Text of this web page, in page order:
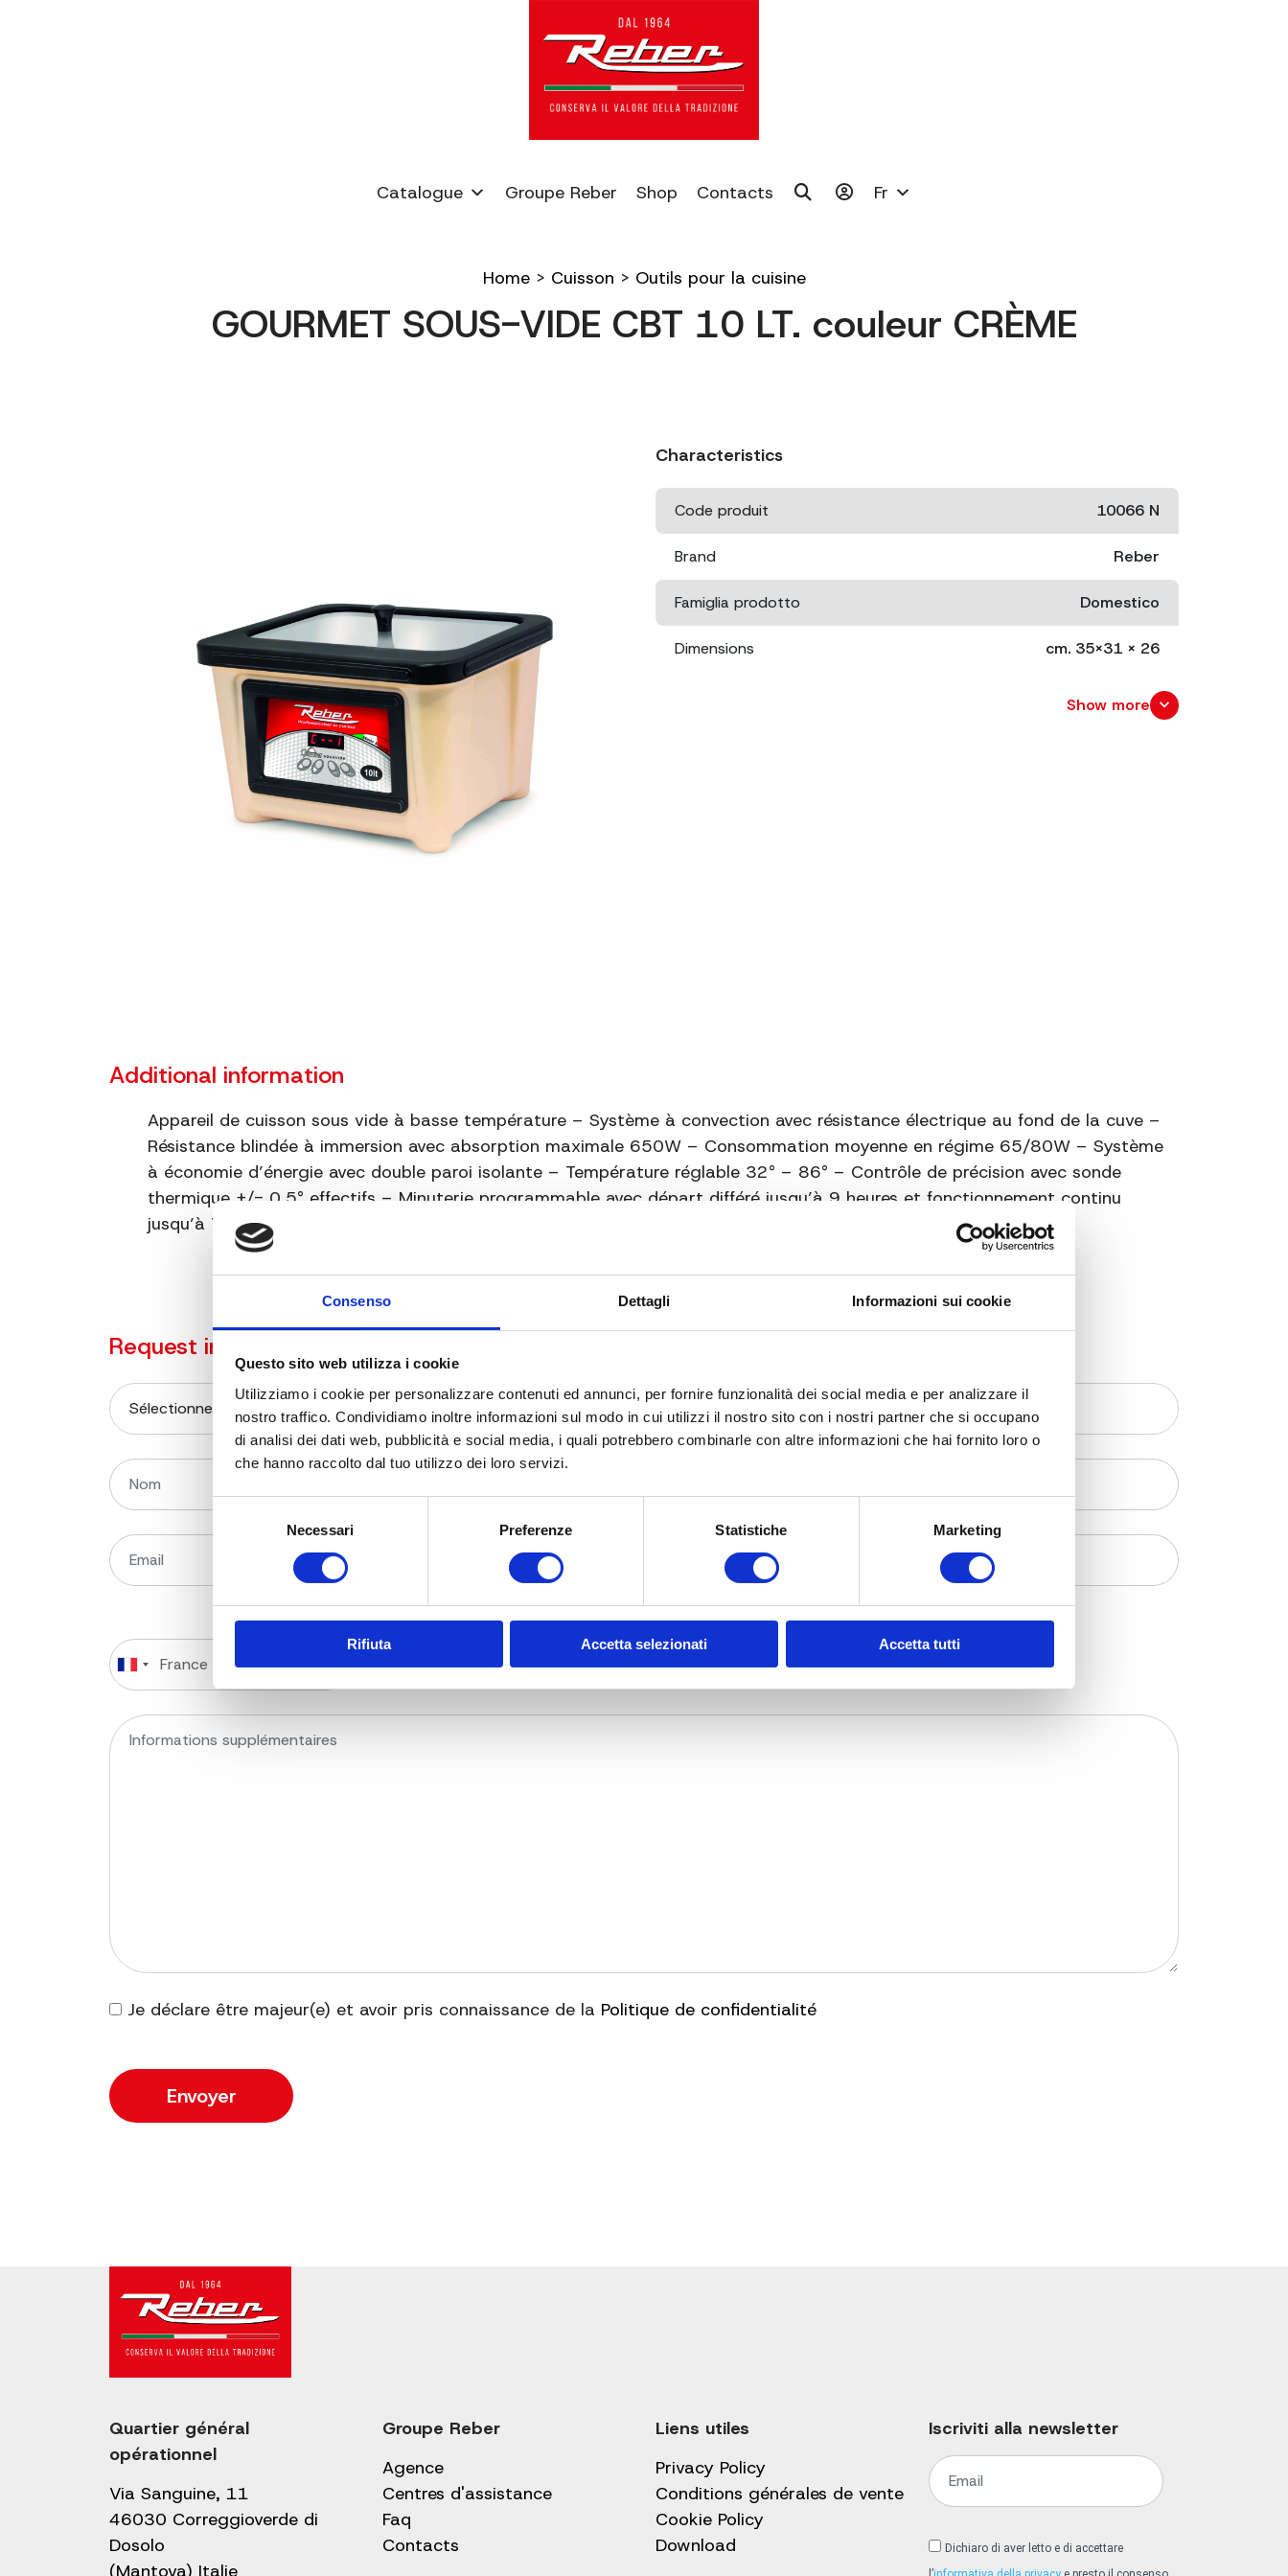
Consenso Dettagli Informazioni sui cookie
Questo sito web utilizza i cookie
Utilizziamo i cookie per personalizzare contenuti ed annunci, per fornire funzionalità dei social media e per analizzare il
nostro traffico. Condividiamo inoltre informazioni sul modo in cui utilizzi il nostro sito con i nostri partner che si occupano
di analisi dei dati web, pubblicità e social media, i quali potrebbero combinarle con altre informazioni che hai fornito loro o
che hanno raccolto dal tuo utilizzo dei loro servizi.
Selezione
Necessari Preferenze Statistiche Marketing
Rifiuta Accetta selezionati Accetta tutti
Catalogue Groupe Reber Shop Contacts Fr
Home> Cuisson > Outils pour la cuisine
GOURMET SOUS-VIDE CBT 10 LT. couleur CRÈME
Characteristics
Code produit 10066 N
Brand Reber
Famiglia prodotto Domestico
Dimensions cm. 35x31 x 26
cm. 42x42 x 31
Show more expand_more
Additional information
Appareil de cuisson sous vide à basse température – Système à convection avec résistance électrique au fond de la cuve –
Résistance blindée à immersion avec absorption maximale 650W – Consommation moyenne en régime 65/80W – Système
à économie d’énergie avec double paroi isolante – Température réglable 32° – 86° – Contrôle de précision avec sonde
thermique +/- 0,5° effectifs – Minuterie programmable avec départ différé jusqu’à 9 heures et fonctionnement continu
jusqu’à 72 heures – Espace utile pour les aliments : 70% de la cuve
Request information on the product
Je déclare être majeur(e) et avoir pris connaissance de la Politique de confidentialité
Quartier général
opérationnel
Via Sanguine, 11
46030 Correggioverde di
Dosolo
(Mantova) Italie
Groupe Reber
Agence
Centres d'assistance
Faq
Contacts
Liens utiles
Privacy Policy
Conditions générales de vente
Cookie Policy
Download
Iscriviti alla newsletter
Dichiaro di aver letto e di accettare